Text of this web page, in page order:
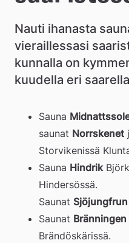
Nauti ihanasta
vieraillessasi
kunnalla on
kuudella eri
Sauna
saunat Norrskenet
Storvikenissä
Sauna Hindrik
Hindersössä.
Saunat Sjöjungfrun
Saunat Bränningen
Brändöskärissä.